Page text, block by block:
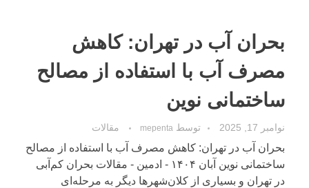
بحران آب در تهران: کاهش
مصرف آب با استفاده از مصالح
ساختمانی نوین
نوامبر 17, 2025 توسط mepenta مقالات
بحران آب در تهران: کاهش مصرف آب با استفاده از مصالح
ساختمانی نوین آبان ۱۴۰۴ - ادمین - مقالات بحران کم‌آبی
در تهران و بسیاری از کلان‌شهرها دیگر به مرحله‌ای